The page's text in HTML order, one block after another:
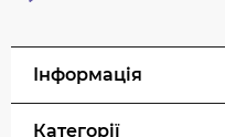
Інформація
Категорії